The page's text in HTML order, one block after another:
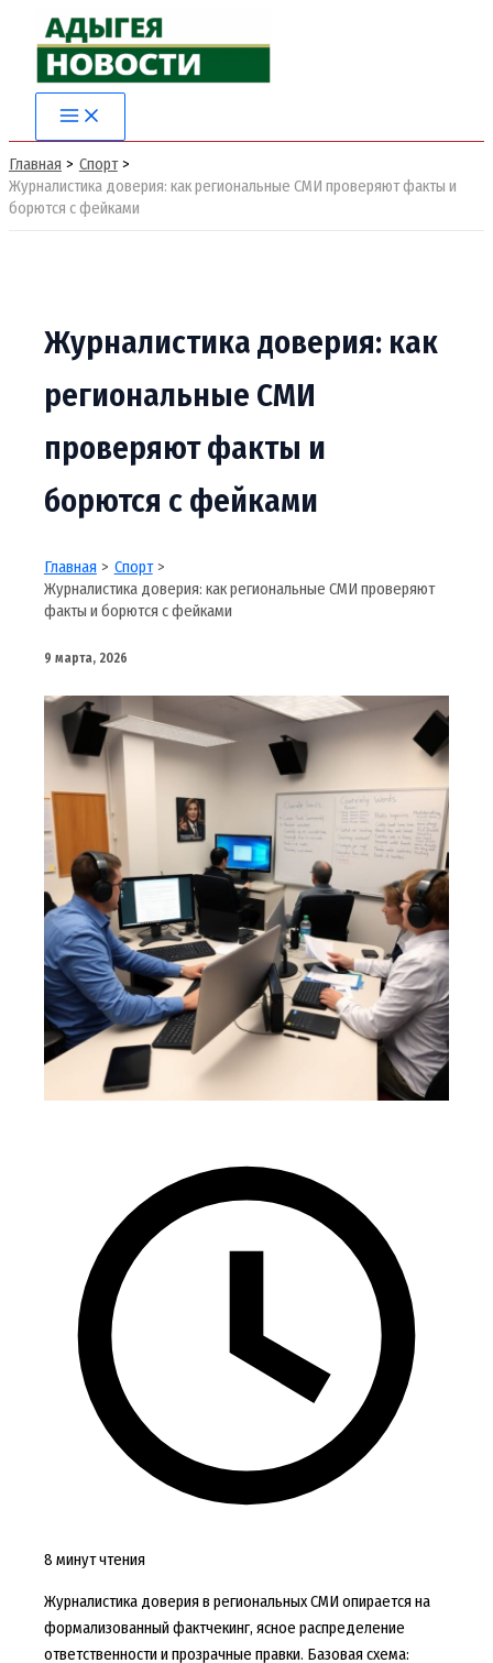
Перейти
содержимому
Главная
Спорт
Журналистика доверия: как региональные СМИ проверяют факты и
борются с фейками
Журналистика доверия: как
региональные СМИ
проверяют факты и
борются с фейками
Главная
Спорт
Журналистика доверия: как региональные СМИ проверяют
факты и борются с фейками
9 марта, 2026
8 минут чтения
Журналистика доверия в региональных СМИ опирается на
формализованный фактчекинг, ясное распределение
ответственности и прозрачные правки. Базовая схема: